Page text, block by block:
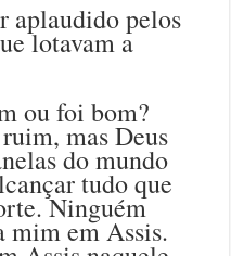
aplaudido pelos
lotavam a
ou foi bom?
mas Deus
do mundo
tudo que
Ninguém
mim em Assis.